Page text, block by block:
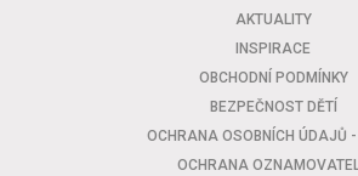
AKTUALITY
INSPIRACE
OBCHODNÍ PODMÍNKY
BEZPEČNOST DĚTÍ
OCHRANA OSOBNÍCH ÚDAJŮ
OCHRANA